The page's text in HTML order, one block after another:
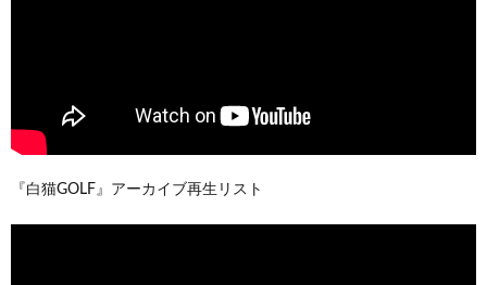
『白猫GOLF』アーカイブ再生リスト